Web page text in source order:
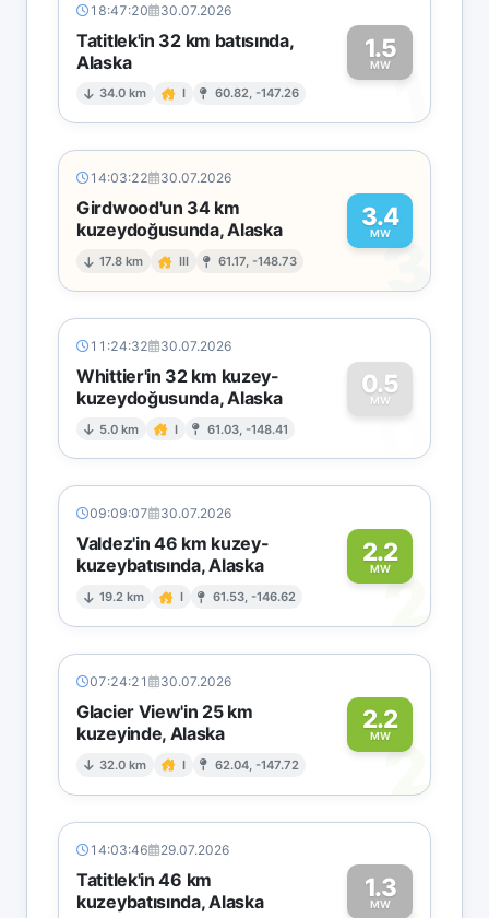
18:47:20 30.07.2026
Tatitlek'in 32 km batısında,
Alaska
34.0 km I 60.82, -147.26
1.5
MW1
14:03:22 30.07.2026
Girdwood'un 34 km
kuzeydoğusunda, Alaska
17.8 km III 61.17, -148.73
3.4
MW
3
11:24:32 30.07.2026
Whittier'in 32 km kuzey-
kuzeydoğusunda, Alaska
5.0 km I 61.03, -148.41
0.5
MW
0
09:09:07 30.07.2026
Valdez'in 46 km kuzey-
kuzeybatısında, Alaska
19.2 km I 61.53, -146.62
2.2
MW2
07:24:21 30.07.2026
Glacier View'in 25 km
kuzeyinde, Alaska
32.0 km I 62.04, -147.72
2.2
MW2
14:03:46 29.07.2026
Tatitlek'in 46 km
kuzeybatısında, Alaska
1.3
MW